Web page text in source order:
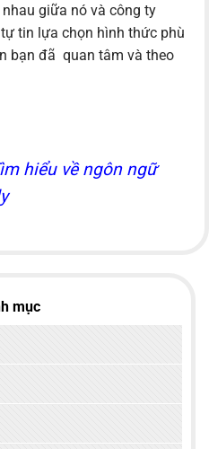
giữa nó và công ty
tin lựa chọn hình thức phù
bạn đã quan tâm và theo
hiểu về ngôn ngữ
mục